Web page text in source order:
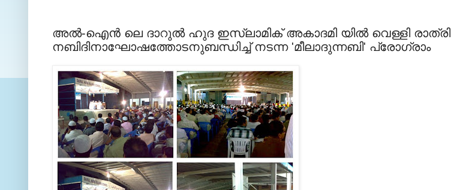
അല്‍-ഐന്‍ ലെ ദാറുല്‍ ഹുദ ഇസ്ലാമിക്‌ അകാദമി യില്‍ വെള്ളി രാത്രി
നബിദിനാഘോഷത്തോടനുബന്ധിച്ച് നടന്ന 'മീലാദുന്നബി' പ്രോഗ്രാം